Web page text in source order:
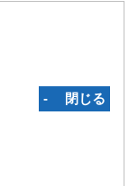
‐ 閉じる